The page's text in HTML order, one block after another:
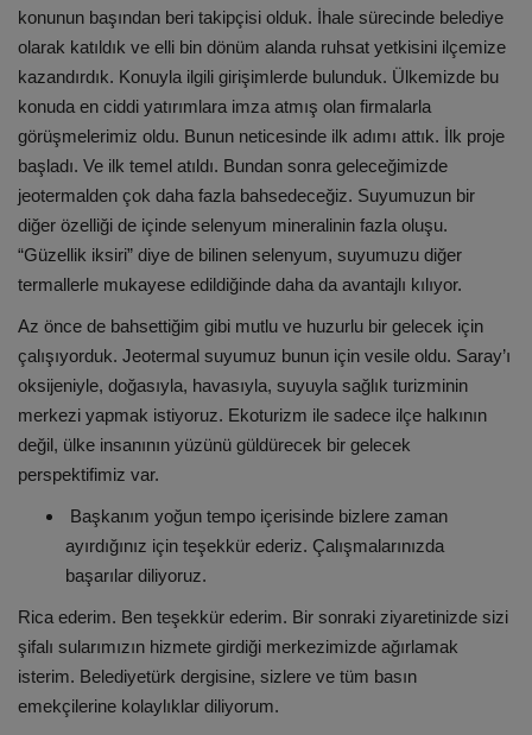
konunun başından beri takipçisi olduk. İhale sürecinde belediye
olarak katıldık ve elli bin dönüm alanda ruhsat yetkisini ilçemize
kazandırdık. Konuyla ilgili girişimlerde bulunduk. Ülkemizde bu
konuda en ciddi yatırımlara imza atmış olan firmalarla
görüşmelerimiz oldu. Bunun neticesinde ilk adımı attık. İlk proje
başladı. Ve ilk temel atıldı. Bundan sonra geleceğimizde
jeotermalden çok daha fazla bahsedeceğiz. Suyumuzun bir
diğer özelliği de içinde selenyum mineralinin fazla oluşu.
“Güzellik iksiri” diye de bilinen selenyum, suyumuzu diğer
termallerle mukayese edildiğinde daha da avantajlı kılıyor.
Az önce de bahsettiğim gibi mutlu ve huzurlu bir gelecek için
çalışıyorduk. Jeotermal suyumuz bunun için vesile oldu. Saray’ı
oksijeniyle, doğasıyla, havasıyla, suyuyla sağlık turizminin
merkezi yapmak istiyoruz. Ekoturizm ile sadece ilçe halkının
değil, ülke insanının yüzünü güldürecek bir gelecek
perspektifimiz var.
Başkanım yoğun tempo içerisinde bizlere zaman
ayırdığınız için teşekkür ederiz. Çalışmalarınızda
başarılar diliyoruz.
Rica ederim. Ben teşekkür ederim. Bir sonraki ziyaretinizde sizi
şifalı sularımızın hizmete girdiği merkezimizde ağırlamak
isterim. Belediyetürk dergisine, sizlere ve tüm basın
emekçilerine kolaylıklar diliyorum.